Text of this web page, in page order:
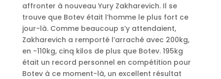
affronter à nouveau Yury Zakharevich. Il se
trouve que Botev était l’homme le plus fort ce
jour-là. Comme beaucoup s’y attendaient,
Zakharevich a remporté l’arraché avec 200kg,
en -110kg, cinq kilos de plus que Botev. 195kg
était un record personnel en compétition pour
Botev à ce moment-là, un excellent résultat